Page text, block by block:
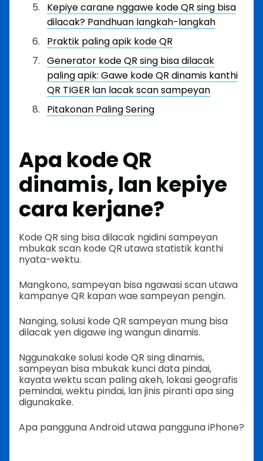
Kepiye carane nggawe kode QR sing bisa
dilacak? Pandhuan langkah-langkah
Praktik paling apik kode QR
Generator kode QR sing bisa dilacak
paling apik: Gawe kode QR dinamis kanthi
QR TIGER lan lacak scan sampeyan
Pitakonan Paling Sering
Apa kode QR
dinamis, lan kepiye
cara kerjane?
Kode QR sing bisa dilacak ngidini sampeyan
mbukak scan kode QR utawa statistik kanthi
nyata-wektu.
Mangkono, sampeyan bisa ngawasi scan utawa
kampanye QR kapan wae sampeyan pengin.
Nanging, solusi kode QR sampeyan mung bisa
dilacak yen digawe ing wangun dinamis.
Nggunakake solusi kode QR sing dinamis,
sampeyan bisa mbukak kunci data pindai,
kayata wektu scan paling akeh, lokasi geografis
pemindai, wektu pindai, lan jinis piranti apa sing
digunakake.
Apa pangguna Android utawa pangguna iPhone?